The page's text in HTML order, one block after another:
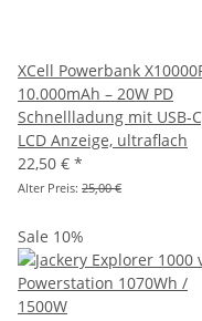
XCell Powerbank
10.000mAh – 20W PD
Schnellladung mit
LCD Anzeige, ultraflach
22,50 € *
Alter Preis: 25,00 €
Sale 10%